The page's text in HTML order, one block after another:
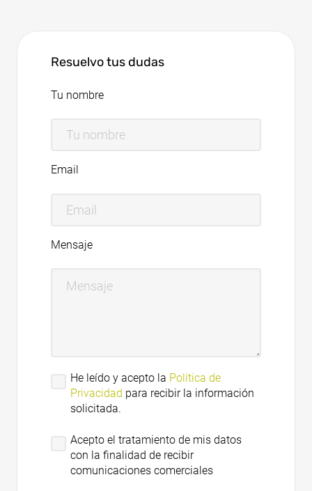
Resuelvo tus dudas
Tu nombre
Email
Mensaje
He leído y acepto la Política de
Privacidad para recibir la información
solicitada.
Acepto el tratamiento de mis datos
con la finalidad de recibir
comunicaciones comerciales